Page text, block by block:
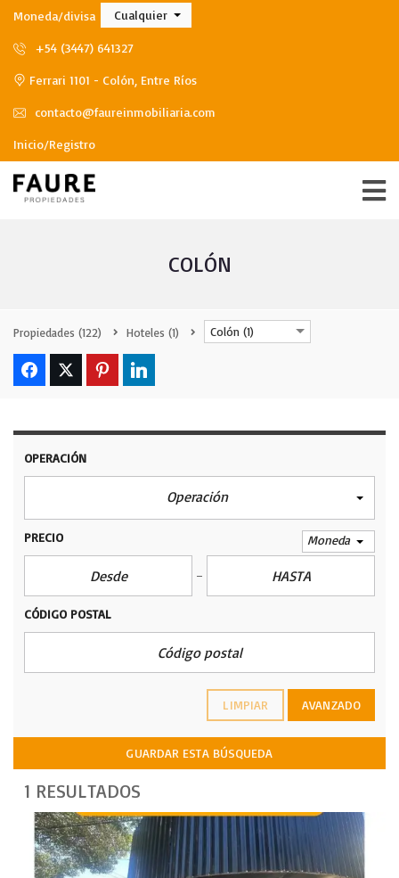
Moneda/divisa Cualquier
+54 (3447) 641327
Ferrari 1101 - Colón, Entre Ríos
contacto@faureinmobiliaria.com
Inicio/Registro
COLÓN
Propiedades (122) Hoteles (1) Colón (1)
OPERACIÓN
Operación
PRECIO Moneda
CÓDIGO POSTAL
LIMPIAR AVANZADO
GUARDAR ESTA BÚSQUEDA
1 RESULTADOS